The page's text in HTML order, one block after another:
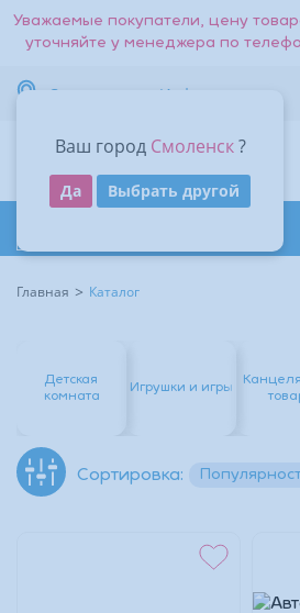
Уважаемые покупатели, цену
уточняйте у менеджера по
Ваш город Смоленск?
Да Выбрать другой
Смоленск Информация
Главная Каталог
Детская
комната
Игрушки и игры
Сортировка:
Поиск
Получить код
Другие способы входа:
Другие способы
Войти